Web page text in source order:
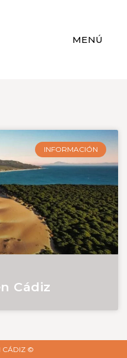
MENÚ
INFORMACIÓN
Cádiz
CÁDIZ ©